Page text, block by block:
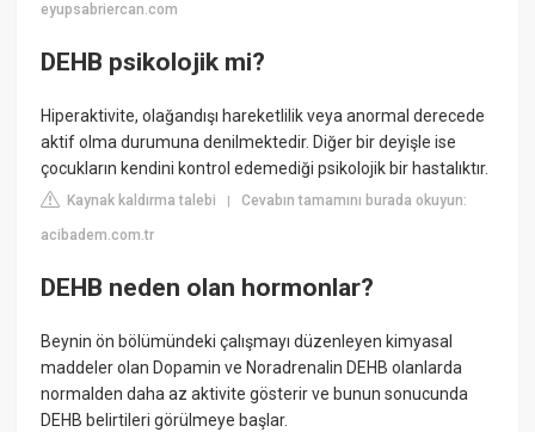
eyupsabriercan.com
DEHB psikolojik mi?
Hiperaktivite, olağandışı hareketlilik veya anormal derecede
aktif olma durumuna denilmektedir. Diğer bir deyişle ise
çocukların kendini kontrol edemediği psikolojik bir hastalıktır.
Kaynak kaldırma talebi |Cevabın tamamını burada okuyun:
acibadem.com.tr
DEHB neden olan hormonlar?
Beynin ön bölümündeki çalışmayı düzenleyen kimyasal
maddeler olan Dopamin ve Noradrenalin DEHB olanlarda
normalden daha az aktivite gösterir ve bunun sonucunda
DEHB belirtileri görülmeye başlar.